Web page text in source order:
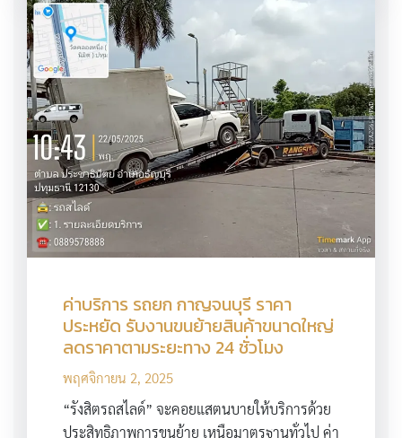
ค่าบริการ รถยก กาญจนบุรี ราคา
ประหยัด รับงานขนย้ายสินค้าขนาดใหญ่
ลดราคาตามระยะทาง 24 ชั่วโมง
พฤศจิกายน 2, 2025
“รังสิตรถสไลด์” จะคอยแสตนบายให้บริการด้วย
ประสิทธิภาพการขนย้าย เหนือมาตรฐานทั่วไป ค่า